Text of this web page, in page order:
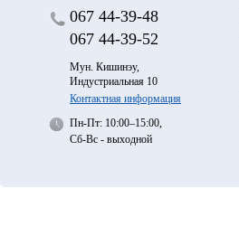
067 44-39-48
067 44-39-52
Мун. Кишинэу,
Индустриальная 10
Контактная информация
Пн-Пт: 10:00–15:00,
Сб-Вс - выходной